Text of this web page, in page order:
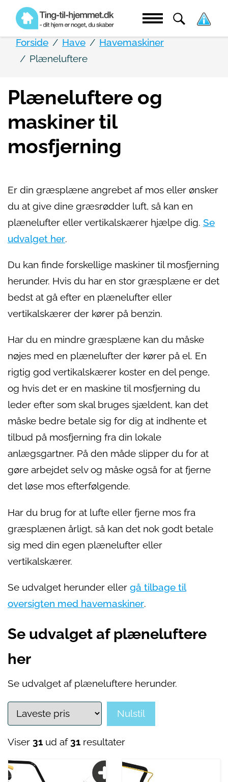
Forside Have
Havemaskiner
Plæneluftere
Plæneluftere og
maskiner til
mosfjerning
Er din græsplæne angrebet af mos eller ønsker
du at give dine græsrødder luft, så kan en
plænelufter eller vertikalskærer hjælpe dig. Se
udvalget her.
Du kan finde forskellige maskiner til mosfjerning
herunder. Hvis du har en stor græsplæne er det
bedst at gå efter en plænelufter eller
vertikalskærer der kører på benzin.
Har du en mindre græsplæne kan du måske
nøjes med en plænelufter der kører på el. En
rigtig god vertikalskærer koster en del penge,
og hvis det er en maskine til mosfjerning du
leder efter som skal bruges sjældent, kan det
måske bedre betale sig for dig at indhente et
tilbud på mosfjerning fra din lokale
anlægsgartner. På den måde slipper du for at
gøre arbejdet selv og måske også for at fjerne
det løse mos efterfølgende.
Har du brug for at lufte eller fjerne mos fra
græsplænen årligt, så kan det nok godt betale
sig med din egen plænelufter eller
vertikalskærer.
Se udvalget herunder eller gå tilbage til
oversigten med havemaskiner.
Se udvalget af plæneluftere
her
Se udvalget af plæneluftere herunder.
Nulstil
Viser 31 ud af 31 resultater